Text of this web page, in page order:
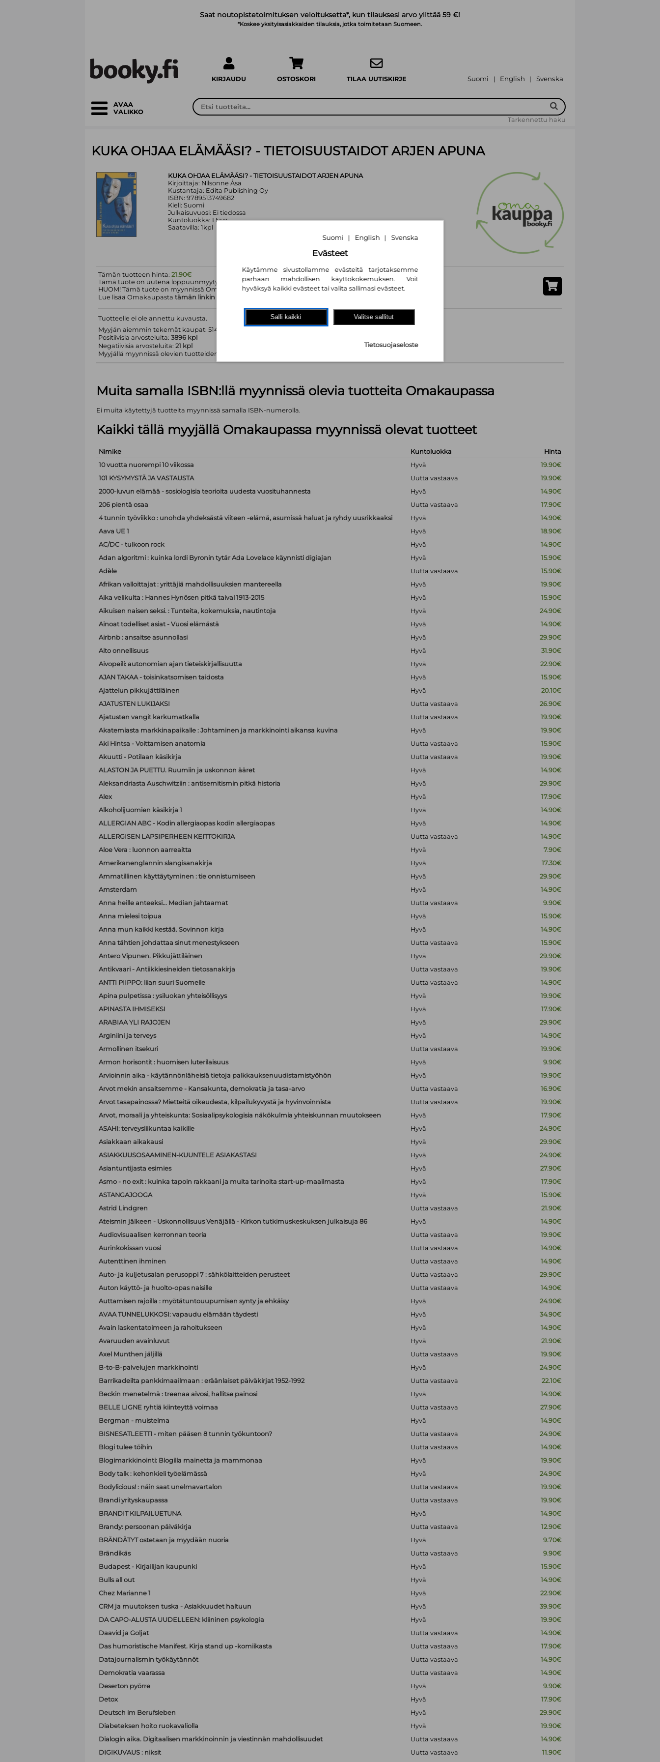
Saat noutopistetoimituksen veloituksetta*, kun tilauksesi arvo ylittää 59 €!
*Koskee yksityisasiakkaiden tilauksia, jotka toimitetaan Suomeen.
KIRJAUDU OSTOSKORI TILAA UUTISKIRJE Suomi | English | Svenska
AVAA
VALIKKO
Tarkennettu haku
KUKA OHJAA ELÄMÄÄSI? - TIETOISUUSTAIDOT ARJEN APUNA
KUKA OHJAA ELÄMÄÄSI? - TIETOISUUSTAIDOT ARJEN APUNA
Kirjoittaja: Nilsonne Åsa
Kustantaja: Edita Publishing Oy
ISBN: 9789513749682
Kieli: Suomi
Julkaisuvuosi: Ei tiedossa
Kuntoluokka: Hyvä
Saatavilla: 1kpl
Tämän tuotteen hinta: 21.90€
Tämä tuote on uutena loppuunmyyty.
HUOM! Tämä tuote on myynnissä Omakaupassa
Lue lisää Omakaupasta tämän linkin
Tuotteelle ei ole annettu kuvausta.
Myyjän aiemmin tekemät kaupat: 5143 kpl
Positiivisia arvosteluita: 3896 kpl
Negatiivisia arvosteluita: 21 kpl
Myyjällä myynnissä olevien tuotteiden määrä (kts. alla): 1499 kpl
Muita samalla ISBN:llä myynnissä olevia tuotteita Omakaupassa
Ei muita käytettyjä tuotteita myynnissä samalla ISBN-numerolla.
Kaikki tällä myyjällä Omakaupassa myynnissä olevat tuotteet
Nimike Kuntoluokka
Hinta
10 vuotta nuorempi 10 viikossa
Hyvä
19.90€
101 KYSYMYSTÄ JA VASTAUSTA
Uutta vastaava
19.90€
2000-luvun elämää - sosiologisia teorioita uudesta vuosituhannesta
Hyvä
14.90€
206 pientä osaa
Uutta vastaava
17.90€
4 tunnin työviikko : unohda yhdeksästä viiteen -elämä, asumissä haluat ja ryhdy uusrikkaaksi
Hyvä
14.90€
Aava UE 1
Hyvä
18.90€
AC/DC - tulkoon rock
Hyvä
14.90€
Adan algoritmi : kuinka lordi Byronin tytär Ada Lovelace käynnisti digiajan
Hyvä
15.90€
Adèle
Uutta vastaava
15.90€
Afrikan valloittajat : yrittäjiä mahdollisuuksien mantereella
Hyvä
19.90€
Aika velikulta : Hannes Hynösen pitkä taival 1913-2015
Hyvä
15.90€
Aikuisen naisen seksi. : Tunteita, kokemuksia, nautintoja
Hyvä
24.90€
Ainoat todelliset asiat - Vuosi elämästä
Hyvä
14.90€
Airbnb : ansaitse asunnollasi
Hyvä
29.90€
Aito onnellisuus
Hyvä
31.90€
Aivopeili: autonomian ajan tieteiskirjallisuutta
Hyvä
22.90€
AJAN TAKAA - toisinkatsomisen taidosta
Hyvä
15.90€
Ajattelun pikkujättiläinen
Hyvä
20.10€
AJATUSTEN LUKIJAKSI
Uutta vastaava
26.90€
Ajatusten vangit karkumatkalla
Uutta vastaava
19.90€
Akatemiasta markkinapaikalle : Johtaminen ja markkinointi aikansa kuvina
Hyvä
19.90€
Aki Hintsa - Voittamisen anatomia
Uutta vastaava
15.90€
Akuutti - Potilaan käsikirja
Uutta vastaava
19.90€
ALASTON JA PUETTU. Ruumiin ja uskonnon ääret
Hyvä
14.90€
Aleksandriasta Auschwitziin : antisemitismin pitkä historia
Hyvä
29.90€
Alex
Hyvä
17.90€
Alkoholijuomien käsikirja 1
Hyvä
14.90€
ALLERGIAN ABC - Kodin allergiaopas kodin allergiaopas
Hyvä
14.90€
ALLERGISEN LAPSIPERHEEN KEITTOKIRJA
Uutta vastaava
14.90€
Aloe Vera : luonnon aarreaitta
Hyvä
7.90€
Amerikanenglannin slangisanakirja
Hyvä
17.30€
Ammatillinen käyttäytyminen : tie onnistumiseen
Hyvä
29.90€
Amsterdam
Hyvä
14.90€
Anna heille anteeksi... Median jahtaamat
Uutta vastaava
9.90€
Anna mielesi toipua
Hyvä
15.90€
Anna mun kaikki kestää. Sovinnon kirja
Hyvä
14.90€
Anna tähtien johdattaa sinut menestykseen
Uutta vastaava
15.90€
Antero Vipunen. Pikkujättiläinen
Hyvä
29.90€
Antikvaari - Antiikkiesineiden tietosanakirja
Uutta vastaava
19.90€
ANTTI PIIPPO: liian suuri Suomelle
Uutta vastaava
14.90€
Apina pulpetissa : ysiluokan yhteisöllisyys
Hyvä
19.90€
APINASTA IHMISEKSI
Hyvä
17.90€
ARABIAA YLI RAJOJEN
Hyvä
29.90€
Arginiini ja terveys
Hyvä
14.90€
Armollinen itsekuri
Uutta vastaava
19.90€
Armon horisontit : huomisen luterilaisuus
Hyvä
9.90€
Arvioinnin aika - käytännönläheisiä tietoja palkkauksenuudistamistyöhön
Hyvä
19.90€
Arvot mekin ansaitsemme - Kansakunta, demokratia ja tasa-arvo
Uutta vastaava
16.90€
Arvot tasapainossa? Mietteitä oikeudesta, kilpailukyvystä ja hyvinvoinnista
Uutta vastaava
19.90€
Arvot, moraali ja yhteiskunta: Sosiaalipsykologisia näkökulmia yhteiskunnan muutokseen
Hyvä
17.90€
ASAHI: terveysliikuntaa kaikille
Hyvä
24.90€
Asiakkaan aikakausi
Hyvä
29.90€
ASIAKKUUSOSAAMINEN-KUUNTELE ASIAKASTASI
Hyvä
24.90€
Asiantuntijasta esimies
Hyvä
27.90€
Asmo - no exit : kuinka tapoin rakkaani ja muita tarinoita start-up-maailmasta
Hyvä
17.90€
ASTANGAJOOGA
Hyvä
15.90€
Astrid Lindgren
Uutta vastaava
21.90€
Ateismin jälkeen - Uskonnollisuus Venäjällä - Kirkon tutkimuskeskuksen julkaisuja 86
Hyvä
14.90€
Audiovisuaalisen kerronnan teoria
Uutta vastaava
19.90€
Aurinkokissan vuosi
Uutta vastaava
14.90€
Autenttinen ihminen
Uutta vastaava
14.90€
Auto- ja kuljetusalan perusoppi 7 : sähkölaitteiden perusteet
Uutta vastaava
29.90€
Auton käyttö- ja huolto-opas naisille
Uutta vastaava
14.90€
Auttamisen rajoilla : myötätuntouupumisen synty ja ehkäisy
Hyvä
24.90€
AVAA TUNNELUKKOSI: vapaudu elämään täydesti
Hyvä
34.90€
Avain laskentatoimeen ja rahoitukseen
Hyvä
14.90€
Avaruuden avainluvut
Hyvä
21.90€
Axel Munthen jäljillä
Uutta vastaava
19.90€
B-to-B-palvelujen markkinointi
Hyvä
24.90€
Barrikadeilta pankkimaailmaan : eräänlaiset päiväkirjat 1952-1992
Uutta vastaava
22.10€
Beckin menetelmä : treenaa aivosi, hallitse painosi
Hyvä
14.90€
BELLE LIGNE ryhtiä kiinteyttä voimaa
Uutta vastaava
27.90€
Bergman - muistelma
Hyvä
14.90€
BISNESATLEETTI - miten pääsen 8 tunnin työkuntoon?
Uutta vastaava
24.90€
Blogi tulee töihin
Uutta vastaava
14.90€
Blogimarkkinointi: Blogilla mainetta ja mammonaa
Hyvä
19.90€
Body talk : kehonkieli työelämässä
Hyvä
24.90€
Bodylicious! : näin saat unelmavartalon
Uutta vastaava
19.90€
Brandi yrityskaupassa
Uutta vastaava
19.90€
BRANDIT KILPAILUETUNA
Hyvä
14.90€
Brandy: persoonan päiväkirja
Uutta vastaava
12.90€
BRÄNDÄTYT ostetaan ja myydään nuoria
Hyvä
9.70€
Brändikäs
Uutta vastaava
9.90€
Budapest - Kirjailijan kaupunki
Hyvä
15.90€
Bulls all out
Hyvä
14.90€
Chez Marianne 1
Hyvä
22.90€
CRM ja muutoksen tuska - Asiakkuudet haltuun
Hyvä
39.90€
DA CAPO-ALUSTA UUDELLEEN: kliininen psykologia
Hyvä
19.90€
Daavid ja Goljat
Uutta vastaava
14.90€
Das humoristische Manifest. Kirja stand up -komiikasta
Uutta vastaava
17.90€
Datajournalismin työkäytännöt
Uutta vastaava
14.90€
Demokratia vaarassa
Uutta vastaava
14.90€
Deserton pyörre
Hyvä
9.90€
Detox
Hyvä
17.90€
Deutsch im Berufsleben
Hyvä
29.90€
Diabeteksen hoito ruokavaliolla
Hyvä
19.90€
Dialogin aika. Digitaalisen markkinoinnin ja viestinnän mahdollisuudet
Uutta vastaava
14.90€
DIGIKUVAUS : niksit
Uutta vastaava
11.90€
Suomi | English | Svenska
Evästeet
Käytämme sivustollamme evästeitä tarjotaksemme
parhaan mahdollisen käyttökokemuksen. Voit
hyväksyä kaikki evästeet tai valita sallimasi evästeet.
Salli kaikki Valitse sallitut
Tietosuojaseloste